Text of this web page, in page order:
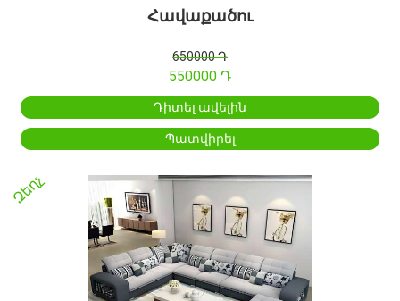
Հավաքածու
650000 Դ
550000 Դ
Դիտել ավելին
Պատվիրել
Զեղչ